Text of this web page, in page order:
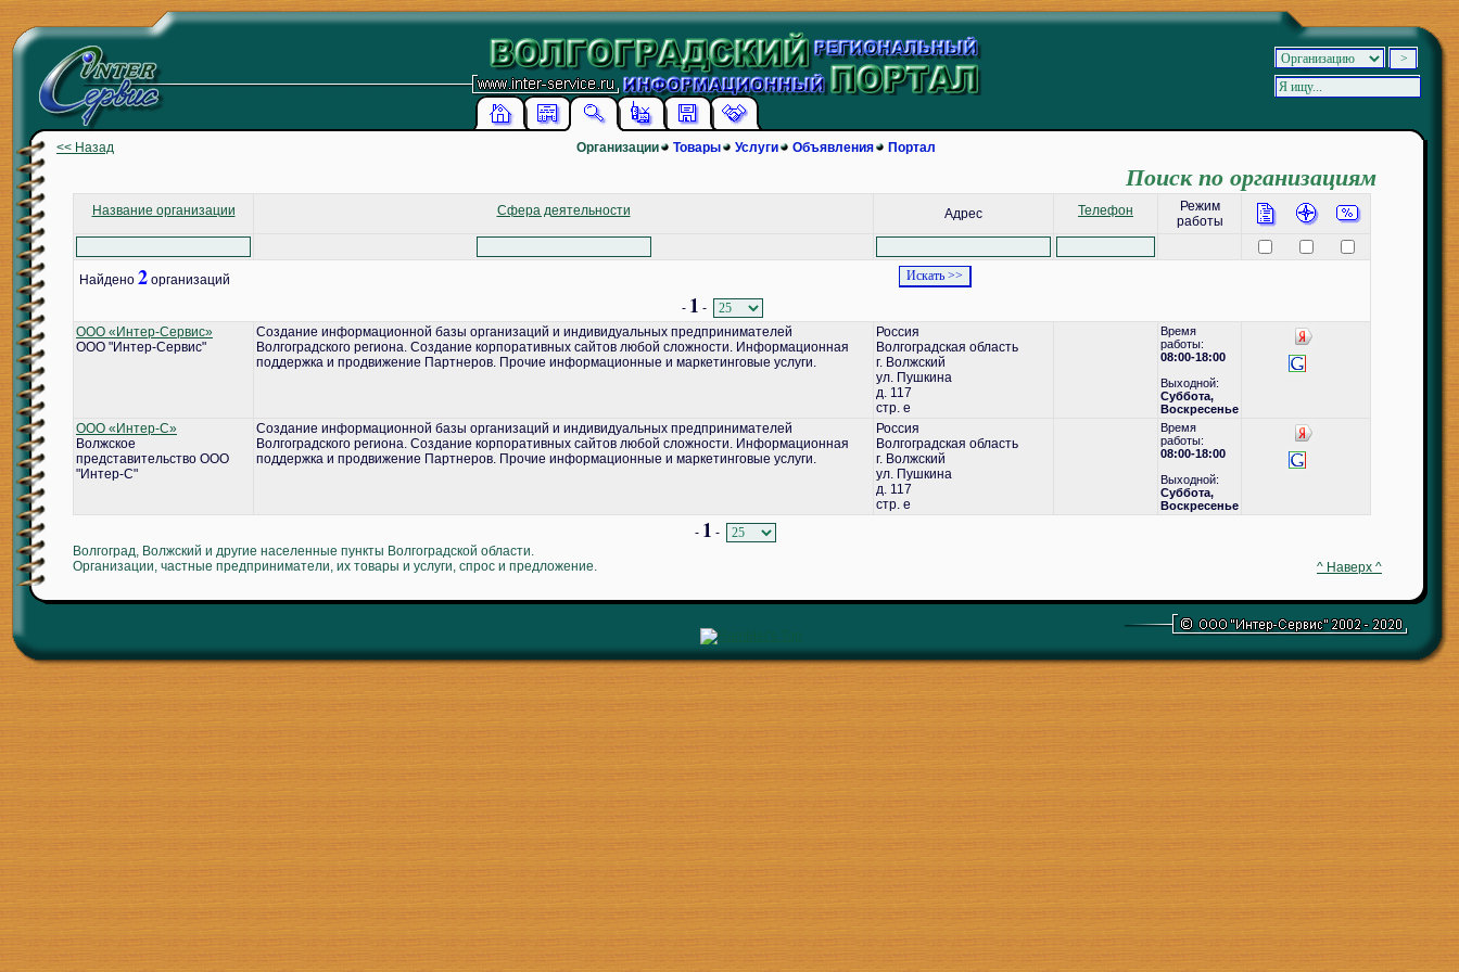
<< Назад Организации Товары Услуги Объявления Портал
Поиск по организациям
Название организации Сфера деятельности Адрес Телефон
Режим
работы
Найдено 2 организаций
- 1 -
ООО «Интер-Сервис»
ООО "Интер-Сервис"
Создание информационной базы организаций и индивидуальных предпринимателей
Волгоградского региона. Создание корпоративных сайтов любой сложности. Информационная
поддержка и продвижение Партнеров. Прочие информационные и маркетинговые услуги.
Россия
Волгоградская область
г. Волжский
ул. Пушкина
д. 117
стр. е
Время
работы:
08:00-18:00
Выходной:
Суббота,
Воскресенье
ООО «Интер-С»
Волжское
представительство ООО
"Интер-С"
Создание информационной базы организаций и индивидуальных предпринимателей
Волгоградского региона. Создание корпоративных сайтов любой сложности. Информационная
поддержка и продвижение Партнеров. Прочие информационные и маркетинговые услуги.
Россия
Волгоградская область
г. Волжский
ул. Пушкина
д. 117
стр. е
Время
работы:
08:00-18:00
Выходной:
Суббота,
Воскресенье
- 1 -
Волгоград, Волжский и другие населенные пункты Волгоградской области.
Организации, частные предприниматели, их товары и услуги, спрос и предложение.
^ Наверх ^